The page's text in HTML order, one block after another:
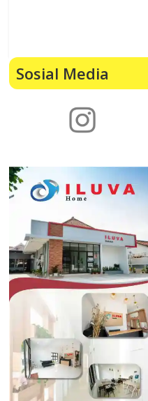
Sosial Media